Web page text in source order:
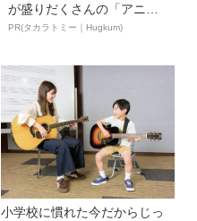
が盛りだくさんの「アニ
ア ...
PR(タカラトミー｜Hugkum)
小学校に慣れた今だからじっ